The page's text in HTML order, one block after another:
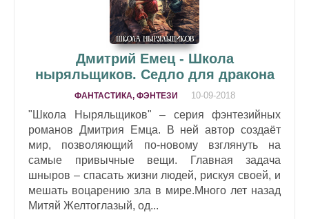
Дмитрий Емец - Школа
ныряльщиков. Седло для дракона
ФАНТАСТИКА, ФЭНТЕЗИ 10-09-2018
"Школа Ныряльщиков" – серия фэнтезийных
романов Дмитрия Емца. В ней автор создаёт
мир, позволяющий по-новому взглянуть на
самые привычные вещи. Главная задача
шныров – спасать жизни людей, рискуя своей, и
мешать воцарению зла в мире.Много лет назад
Митяй Желтоглазый, од...